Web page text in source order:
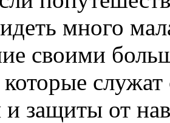
много
своими
служат
защиты от